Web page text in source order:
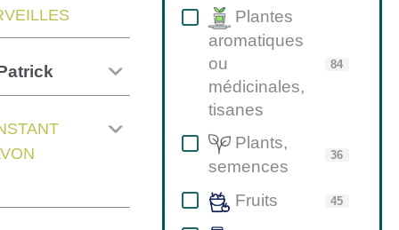
Plantes
aromatiques
ou
médicinales,
tisanes
84
Plants,
semences
36
Fruits 45